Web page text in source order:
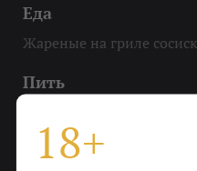
Еда
Жареные на гриле
Пить
Виноград
18+